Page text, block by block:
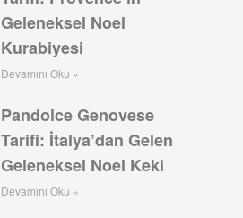
Geleneksel Noel
Kurabiyesi
Devamını Oku »
Pandolce Genovese
Tarifi: İtalya’dan Gelen
Geleneksel Noel Keki
Devamını Oku »